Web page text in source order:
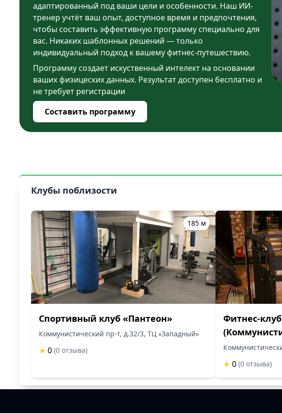
адаптированный под ваши цели и особенности. Наш ИИ-
тренер учтёт ваш опыт, доступное время и предпочтения,
чтобы составить эффективную программу специально для
вас. Никаких шаблонных решений — только
индивидуальный подход к вашему фитнес-путешествию.
Программу создает искуственный интелект на основании
ваших физицеских данных. Результат доступен бесплатно и
не требует регистрации
Составить программу
Клубы поблизости
185 м
Спортивный клуб «Пантеон»
Коммунистический пр-т, д.32/3, ТЦ «Западный»
★ 0 (0 отзыва)
Фитнес-
★ 0 (0 отзыва)